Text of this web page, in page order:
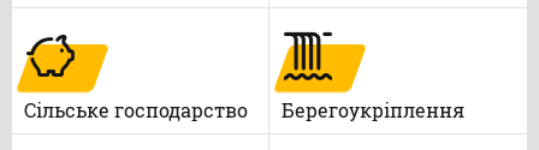
Сільське господарство Берегоукріплення